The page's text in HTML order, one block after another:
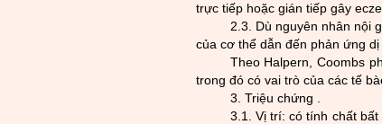
trực tiếp hoặc gián tiếp gây
2.3. Dù nguyên nhân nội
của cơ thể dẫn đến phản ứng
Theo Halpern, Coombs
trong đó có vai trò của các tế
3. Triệu chứng .
3.1. Vị trí: có tính chất bất